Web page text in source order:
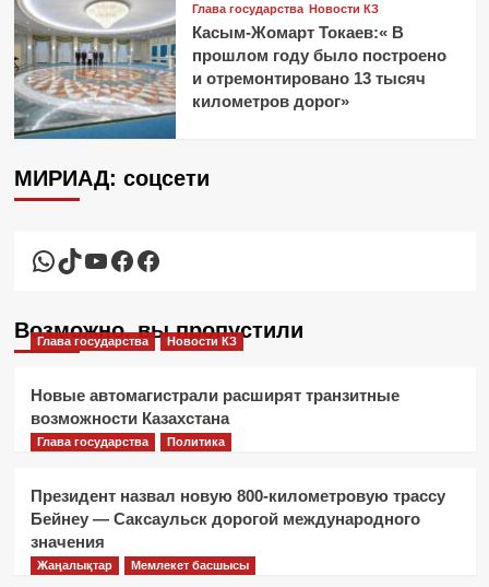
Глава государства Новости КЗ
Касым-Жомарт Токаев:« В
прошлом году было построено
и отремонтировано 13 тысяч
километров дорог»
МИРИАД: соцсети
WhatsApp
TikTok
YouTube
Facebook
Facebook
Возможно, вы пропустили
Глава государства Новости КЗ
Новые автомагистрали расширят транзитные
возможности Казахстана
Глава государства Политика
Президент назвал новую 800-километровую трассу
Бейнеу — Саксаульск дорогой международного
значения
Жаңалықтар Мемлекет басшысы